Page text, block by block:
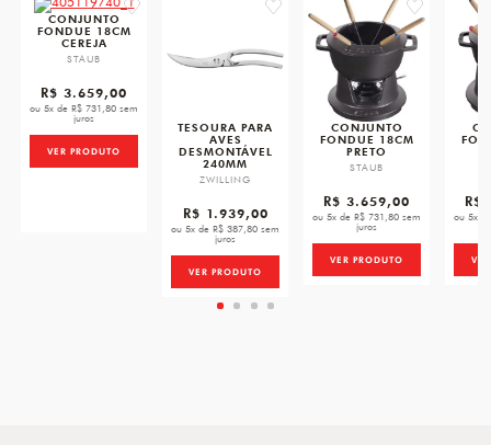
favorite
CONJUNTO
FONDUE 18CM
CEREJA
STAUB
R$ 3.659,00
ou 5x de R$ 731,80 sem
juros
VER PRODUTO
favorite
TESOURA PARA
AVES
DESMONTÁVEL
240MM
ZWILLING
R$ 1.939,00
ou 5x de R$ 387,80 sem
juros
VER PRODUTO
favorite
CONJUNTO
FONDUE 18CM
PRETO
STAUB
R$ 3.659,00
ou 5x de R$ 731,80 sem
juros
VER PRODUTO
R$
ou 5x